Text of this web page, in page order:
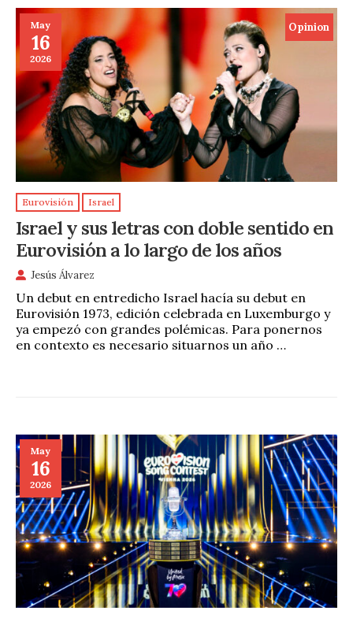
May
16
2026
Opinion
Eurovisión Israel
Israel y sus letras con doble sentido en
Eurovisión a lo largo de los años
Jesús Álvarez
Un debut en entredicho Israel hacía su debut en
Eurovisión 1973, edición celebrada en Luxemburgo y
ya empezó con grandes polémicas. Para ponernos
en contexto es necesario situarnos un año …
May
16
2026